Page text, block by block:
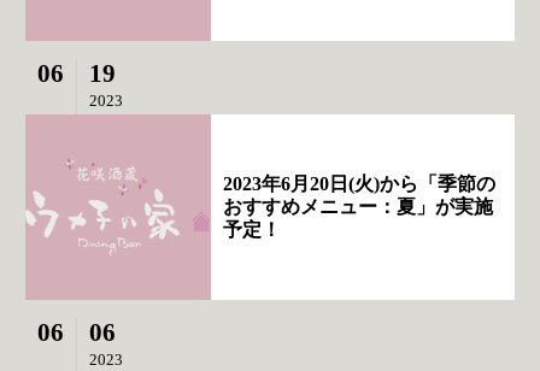
06 19
2023
2023年6月20日(火)から「季節の
おすすめメニュー：夏」が実施
予定！
06 06
2023